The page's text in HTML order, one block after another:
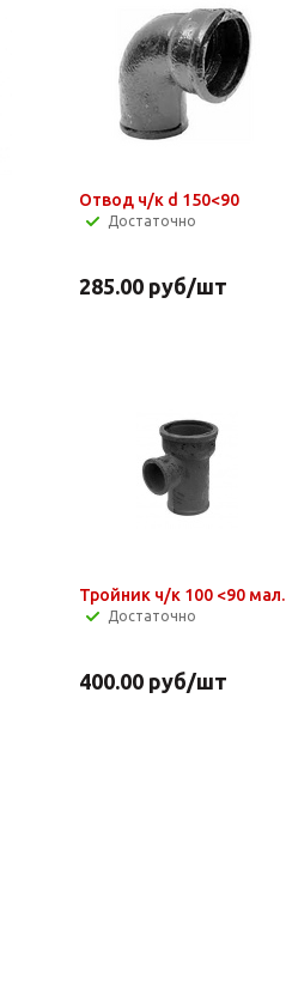
Отвод ч/к d 150<90
Достаточно
285.00 руб/шт
Тройник ч/к 100 <90 мал.
Достаточно
400.00 руб/шт